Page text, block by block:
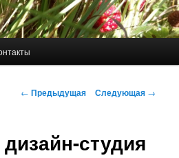
Навигация
← Предыдущая Следующая →
студия